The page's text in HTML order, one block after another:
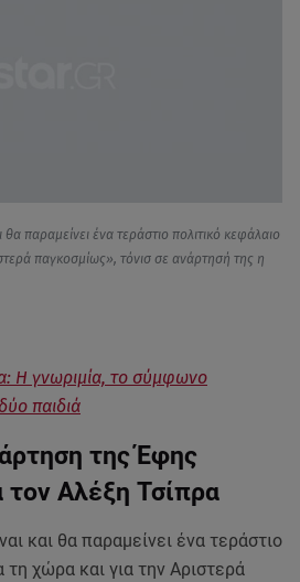
θα παραμείνει ένα τεράστιο πολιτικό κεφάλαιο
παγκοσμίως», τόνισ σε ανάρτησή της η
H γνωριμία, το σύμφωνο
παιδιά
της Έφης
τον Αλέξη Τσίπρα
και θα παραμείνει ένα τεράστιο
τη χώρα και για την Aριστερά